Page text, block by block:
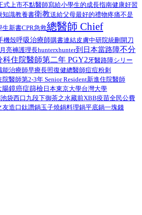
式上市不點醫師寫給小學生的成長指南健康好習
知識教養書衛教送給父母最好的禮物疼痛不是
生新書CPR急救總醫師 Chief
機殼呼吸治療師購書連結皮膚中研院統刪 開刀
月亮褲護理長hunterxhunter到日本當路障不分
科住院醫師第二年 PGY2牙醫路障シリー
能治療師早療長照復健總醫師痘痘粉刺
院醫師第2-3年 Senior Resident新進住院醫師
腸鏡癌症篩檢 日本東京大學台灣大學
池袋西口 九段下御茶之水藏前XBB疫苗全民公費
友造口鈦讚鍋玉子燒鍋料理鍋平底鍋一塊錢